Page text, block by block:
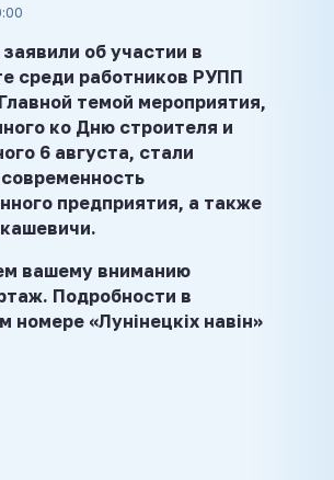
об участии в
среди работников РУПП
темой мероприятия,
ко Дню строителя и
6 августа, стали
предприятия, а также
вашему вниманию
Подробности в
номере «Лунінецкіх навін»